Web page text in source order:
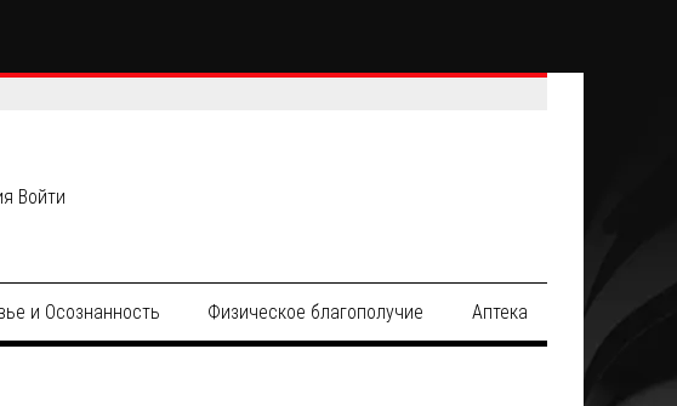
Войти
и Осознанность Физическое благополучие Аптека